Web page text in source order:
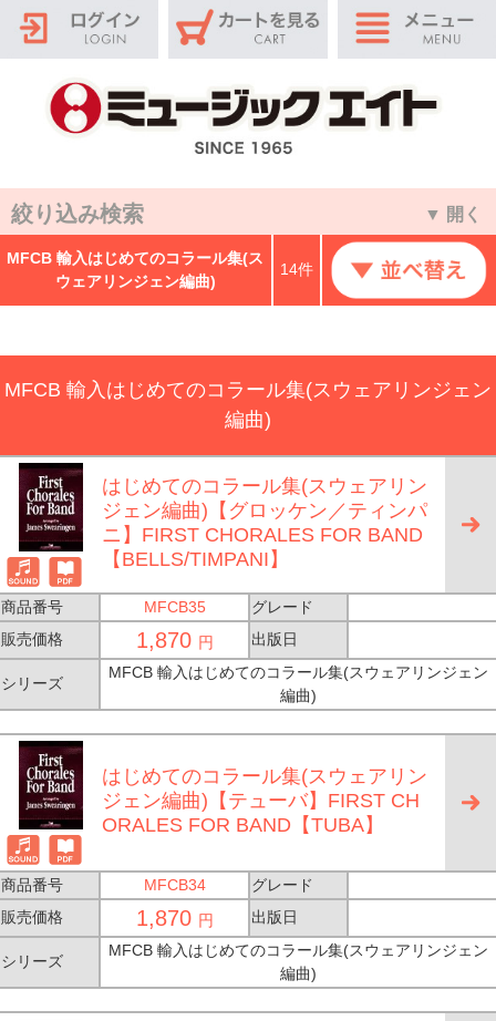
絞り込み検索 ▼ 開く
MFCB 輸入はじめてのコラール集(ス
ウェアリンジェン編曲)
14件
MFCB 輸入はじめてのコラール集(スウェアリンジェン
編曲)
はじめてのコラール集(スウェアリン
ジェン編曲)【グロッケン／ティンパ
ニ】FIRST CHORALES FOR BAND
【BELLS/TIMPANI】
商品番号 MFCB35
グレード
販売価格
1,870 円 出版日
シリーズ
MFCB 輸入はじめてのコラール集(スウェアリンジェン
編曲)
はじめてのコラール集(スウェアリン
ジェン編曲)【テューバ】FIRST CH
ORALES FOR BAND【TUBA】
商品番号 MFCB34
グレード
販売価格
1,870 円 出版日
シリーズ
MFCB 輸入はじめてのコラール集(スウェアリンジェン
編曲)